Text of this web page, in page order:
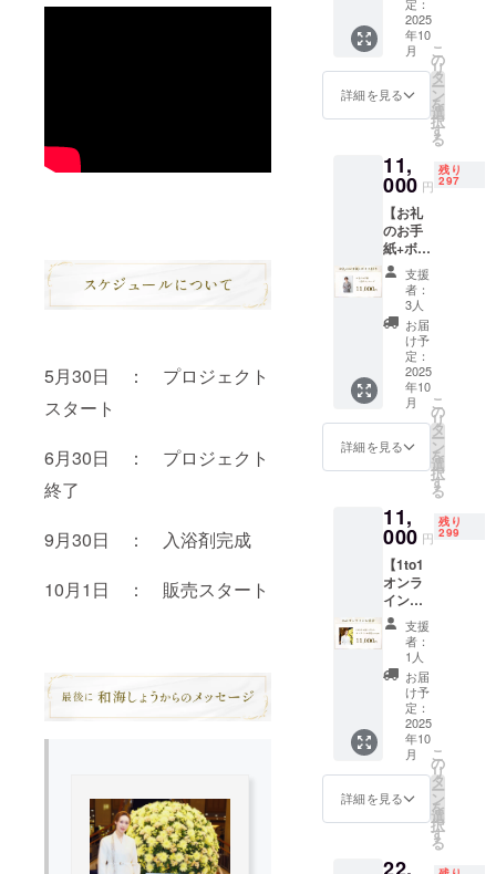
5月30日 ： プロジェクト
スタート
6月30日 ： プロジェクト
終了
9月30日 ： 入浴剤完成
10月1日 ： 販売スタート
間中に
google
フォー
ムにて
もとに
調合さ
ます。
温泉
は、元
禄十六
年「筑
前続風
土記」
「美肌
の湯」
とも呼
ばれて
いま
す。
【香
り】 皆
様のア
ンケー
ト(本プ
ロジェ
クト期
間中に
google
ムにて
募集)を
せてい
ただき
ます。
す。 ・
日程：
2025年
10月土
日の日
中の時
イベン
トの時
間：約1
時間 ・
内容： -
御礼
メッ
セージ -
本プロ
ジェク
トの想
いにつ
いて -そ
の他
トーク
企画
セージ
(約1分)
を、
メール
にて動
画ファ
イル形
届けし
ます。
2025
年10
月
詳細を見る
こ
の
リ
タ
ー
ン
を
選
択
す
る
11,
000 円
残り
297
【お礼
のお手
紙+ボイ
ス付
き】 お
手紙と
音声
メッ
セージ
をセッ
トでお
届け。
音声は
ボイス
再生ア
プリ
Ma」に
て視聴
可能。
操作方
法は同
封の案
内をご
確認く
ださ
い。 ・
収録時
間：3分
支援
者：
3人
お届
け予
定：
2025
年10
月
詳細を見る
こ
の
リ
タ
ー
ン
を
選
択
す
る
11,
000 円
残り
299
【1to1
オンラ
インお
茶会(10
分)】 和
海しょ
うと1対
1でお話
できる
10分間
のオン
ライン
お茶会
使用
ツー
ル：
使用予
支援
者：
1人
お届
け予
定：
2025
年10
月
詳細を見る
こ
の
リ
タ
ー
ン
を
選
択
す
る
22,